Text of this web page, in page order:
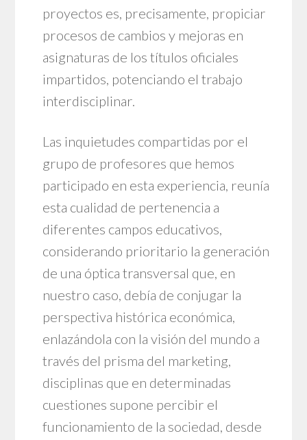
proyectos es, precisamente, propiciar
procesos de cambios y mejoras en
asignaturas de los títulos oficiales
impartidos, potenciando el trabajo
interdisciplinar.
Las inquietudes compartidas por el
grupo de profesores que hemos
participado en esta experiencia, reunía
esta cualidad de pertenencia a
diferentes campos educativos,
considerando prioritario la generación
de una óptica transversal que, en
nuestro caso, debía de conjugar la
perspectiva histórica económica,
enlazándola con la visión del mundo a
través del prisma del marketing,
disciplinas que en determinadas
cuestiones supone percibir el
funcionamiento de la sociedad, desde